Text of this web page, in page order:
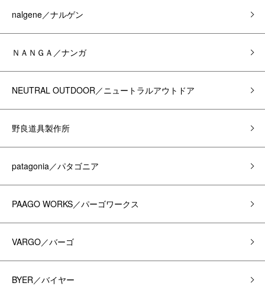
nalgene／ナルゲン
ＮＡＮＧＡ／ナンガ
NEUTRAL OUTDOOR／ニュートラルアウトドア
野良道具製作所
patagonia／パタゴニア
PAAGO WORKS／パーゴワークス
VARGO／バーゴ
BYER／バイヤー